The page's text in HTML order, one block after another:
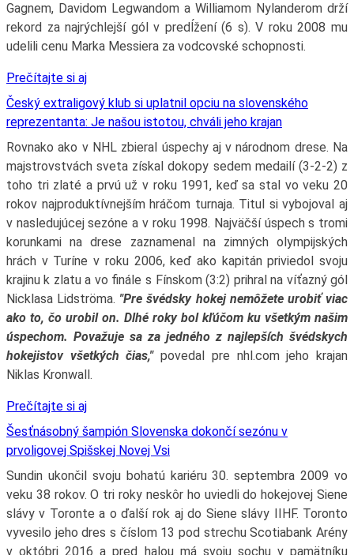
Gagnem, Davidom Legwandom a Williamom Nylanderom drží
rekord za najrýchlejší gól v predĺžení (6 s). V roku 2008 mu
udelili cenu Marka Messiera za vodcovské schopnosti.
Prečítajte si aj
Český extraligový klub si uplatnil opciu na slovenského
reprezentanta: Je našou istotou, chváli jeho krajan
Rovnako ako v NHL zbieral úspechy aj v národnom drese. Na
majstrovstvách sveta získal dokopy sedem medailí (3-2-2) z
toho tri zlaté a prvú už v roku 1991, keď sa stal vo veku 20
rokov najproduktívnejším hráčom turnaja. Titul si vybojoval aj
v nasledujúcej sezóne a v roku 1998. Najväčší úspech s tromi
korunkami na drese zaznamenal na zimných olympijských
hrách v Turíne v roku 2006, keď ako kapitán priviedol svoju
krajinu k zlatu a vo finále s Fínskom (3:2) prihral na víťazný gól
Nicklasa Lidströma. "Pre švédsky hokej nemôžete urobiť viac
ako to, čo urobil on. Dlhé roky bol kľúčom ku všetkým našim
úspechom. Považuje sa za jedného z najlepších švédskych
hokejistov všetkých čias,"povedal pre nhl.com jeho krajan
Niklas Kronwall.
Prečítajte si aj
Šesťnásobný šampión Slovenska dokončí sezónu v
prvoligovej Spišskej Novej Vsi
Sundin ukončil svoju bohatú kariéru 30. septembra 2009 vo
veku 38 rokov. O tri roky neskôr ho uviedli do hokejovej Siene
slávy v Toronte a o ďalší rok aj do Siene slávy IIHF. Toronto
vyvesilo jeho dres s číslom 13 pod strechu Scotiabank Arény
v októbri 2016 a pred halou má svoju sochu v pamätníku